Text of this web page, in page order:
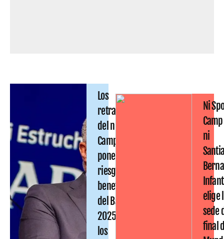
Los
retrasos
del nuevo
Camp Nou
ponen en
riesgo los
beneficios
del Barça
2025-26:
los
Ni
ni
elige
sede
final